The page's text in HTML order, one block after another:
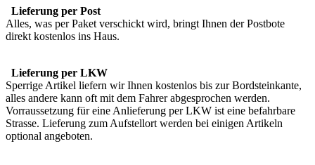
Lieferung per Post
Alles, was per Paket verschickt wird, bringt Ihnen der Postbote
direkt kostenlos ins Haus.
Lieferung per LKW
Sperrige Artikel liefern wir Ihnen kostenlos bis zur Bordsteinkante,
alles andere kann oft mit dem Fahrer abgesprochen werden.
Vorraussetzung für eine Anlieferung per LKW ist eine befahrbare
Strasse. Lieferung zum Aufstellort werden bei einigen Artikeln
optional angeboten.